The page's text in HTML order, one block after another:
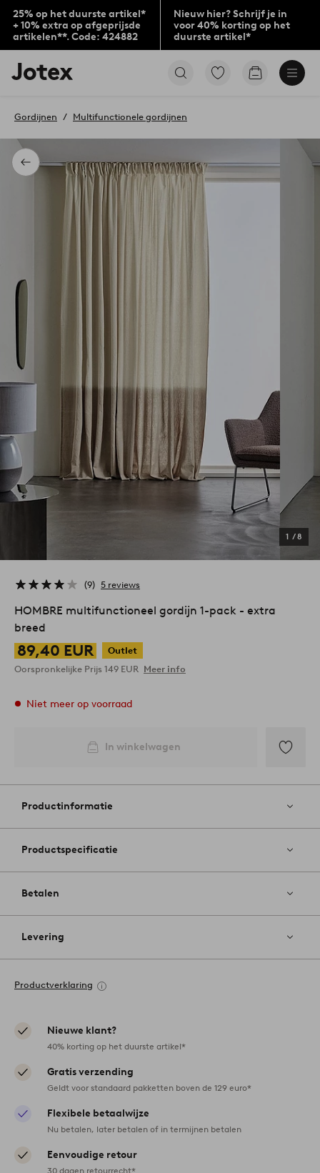
25% op het duurste artikel*
+ 10% extra op afgeprijsde
artikelen**. Code: 424882
Nieuw hier? Schrijf je in
voor 40% korting op het
duurste artikel*
Jotex
logo
to
home
page
Ga
Go
Terug
Gordijnen Multifunctionele gordijnen
1 /8
9 5 reviews
HOMBRE multifunctioneel gordijn 1-pack - extra
breed
89,40 EUR
Outlet
Oorspronkelijke Prijs 149 EUR Meer info
Niet meer op voorraad
In winkelwagen
aan
Productinformatie
Productspecificatie
Betalen
Levering
Productverklaring
Nieuwe klant?
40% korting op het duurste artikel*
Gratis verzending
Geldt voor standaard pakketten boven de 129 euro*
Flexibele betaalwijze
Nu betalen, later betalen of in termijnen betalen
Eenvoudige retour
30 dagen retourrecht*